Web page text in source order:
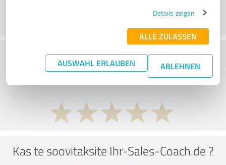
Details zeigen
ALLE ZULASSEN
AUSWAHL ERLAUBEN ABLEHNEN
What do you think of the cost to benefit
ratio?
Kas te soovitaksite Ihr-Sales-Coach.de ?